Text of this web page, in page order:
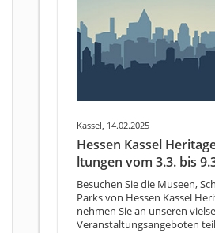
Kassel, 14.02.2025
Hessen Kassel
ltungen vom 3.3. bis
Besuchen Sie die Museen,
Parks von Hessen Kassel
nehmen Sie an unseren
Veranstaltungsangeboten